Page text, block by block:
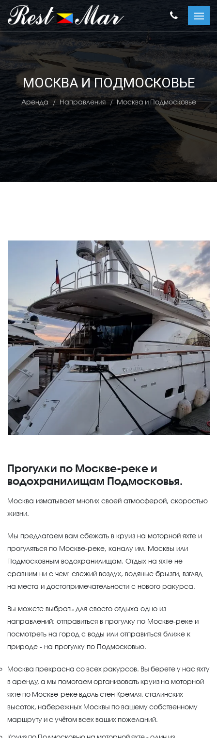
МОСКВА И ПОДМОСКОВЬЕ
Аренда Направления Москва и Подмосковье
Прогулки по Москве-реке и
водохранилищам Подмосковья.
Москва изматывает многих своей атмосферой, скоростью
жизни.
Мы предлагаем вам сбежать в круиз на моторной яхте и
прогуляться по Москве-реке, каналу им. Москвы или
Подмосковным водохранилищам. Отдых на яхте не
сравним ни с чем: свежий воздух, водяные брызги, взгляд
на места и достопримечательности с нового ракурса.
Вы можете выбрать для своего отдыха одно из
направлений: отправиться в прогулку по Москве-реке и
посмотреть на город с воды или отправиться ближе к
природе - на прогулку по Подмосковью.
Москва прекрасна со всех ракурсов. Вы берете у нас яхту
в аренду, а мы помогаем организовать круиз на моторной
яхте по Москве-реке вдоль стен Кремля, сталинских
высоток, набережных Москвы по вашему собственному
маршруту и с учётом всех ваших пожеланий.